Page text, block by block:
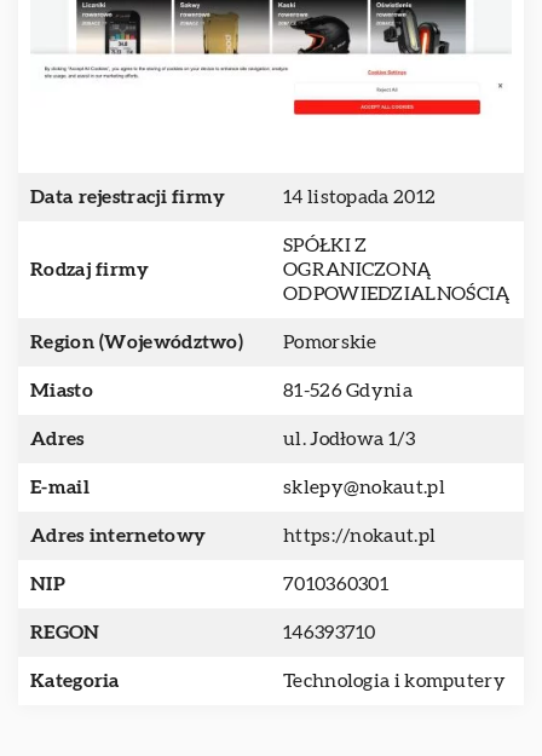
Data rejestracji firmy 14 listopada 2012
Rodzaj firmy
SPÓŁKI Z
OGRANICZONĄ
ODPOWIEDZIALNOŚCIĄ
Region (Województwo) Pomorskie
Miasto 81-526 Gdynia
Adres ul. Jodłowa 1/3
E-mail sklepy@nokaut.pl
Adres internetowy https://nokaut.pl
NIP 7010360301
REGON 146393710
Kategoria Technologia i komputery